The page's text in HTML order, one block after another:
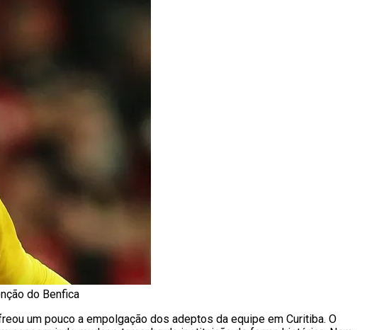
do Benfica
um pouco a empolgação dos adeptos da equipe em Curitiba. O